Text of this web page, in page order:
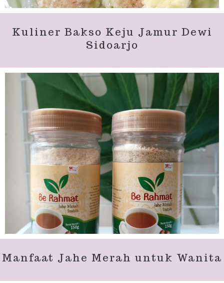
Kuliner Bakso Keju Jamur Dewi
Sidoarjo
Manfaat Jahe Merah untuk Wanita